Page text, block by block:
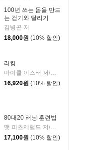
100년 쓰는 몸을 만드
는 걷기와 달리기
김병곤 저
18,000원 (10% 할인)
러킹
마이클 이스터 저/박선령 역
16,920원 (10% 할인)
80대20 러닝 훈련법
맷 피츠제럴드 저/최보배 역
17,100원 (10% 할인)